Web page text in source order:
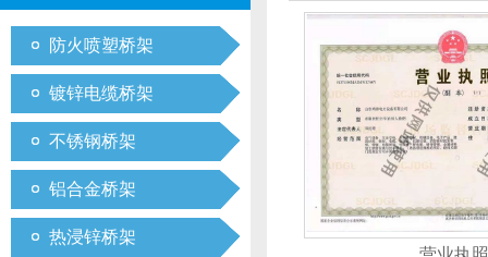
防火喷塑桥架
镀锌电缆桥架
不锈钢桥架
铝合金桥架
热浸锌桥架